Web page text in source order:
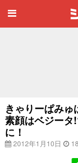
きゃりーぱみゅ
素顔はベジー
に！
2012年1月10日